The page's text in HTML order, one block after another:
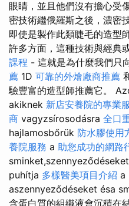
眼睛，並且他們沒有擔心受
密技術繼俄羅斯之後，濃密
即使是製作此類睫毛的造型
許多方面，這種技術與經典
課程 - 這就是為什麼我們只
薦 1D 可靠的外燴廠商推薦
驗豐富的造型師推薦它。
akiknek 新店安養院的專業
商 vagyzsírosodásra 全口
hajlamosbőrük 防水膠使用
養院服務 a 助您成功的網路
puhítja 多樣醫美項目介紹 a
aszennyeződéseket ésa
含蛋白質的組織液會沉積在